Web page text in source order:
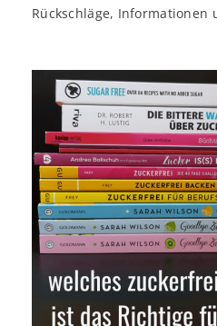
Rückschläge, Informationen